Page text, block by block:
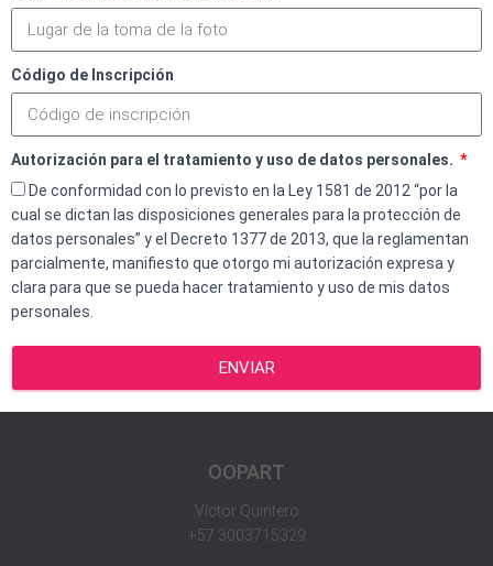
Código de Inscripción
Autorización para el tratamiento y uso de datos personales.
De conformidad con lo previsto en la Ley 1581 de 2012 “por la
cual se dictan las disposiciones generales para la protección de
datos personales” y el Decreto 1377 de 2013, que la reglamentan
parcialmente, manifiesto que otorgo mi autorización expresa y
clara para que se pueda hacer tratamiento y uso de mis datos
personales.
ENVIAR
OOPART
Víctor Quintero
+57 3003715329